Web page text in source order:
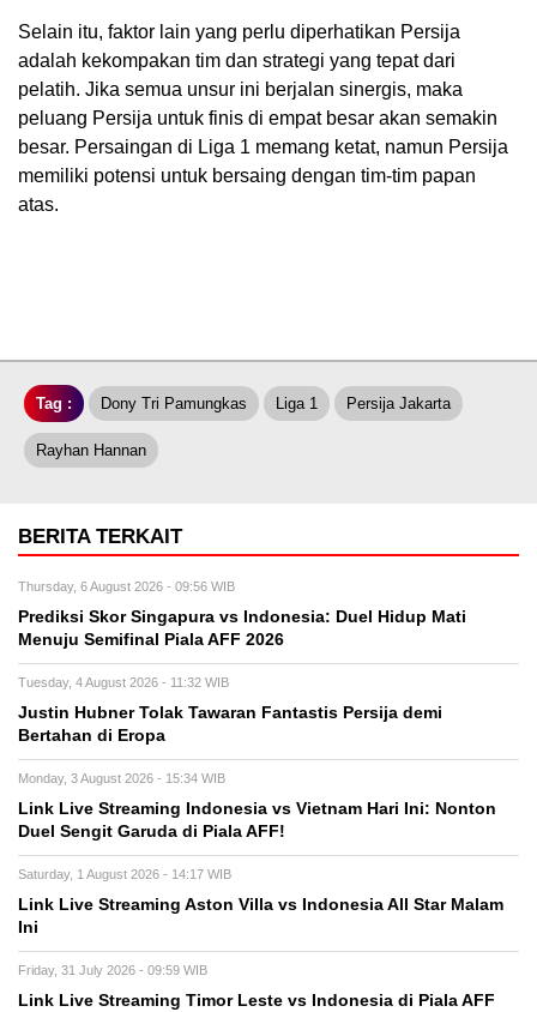
Selain itu, faktor lain yang perlu diperhatikan Persija
adalah kekompakan tim dan strategi yang tepat dari
pelatih. Jika semua unsur ini berjalan sinergis, maka
peluang Persija untuk finis di empat besar akan semakin
besar. Persaingan di Liga 1 memang ketat, namun Persija
memiliki potensi untuk bersaing dengan tim-tim papan
atas.
Tag : Dony Tri Pamungkas Liga 1 Persija Jakarta
Rayhan Hannan
BERITA TERKAIT
Thursday, 6 August 2026 - 09:56 WIB
Prediksi Skor Singapura vs Indonesia: Duel Hidup Mati
Menuju Semifinal Piala AFF 2026
Tuesday, 4 August 2026 - 11:32 WIB
Justin Hubner Tolak Tawaran Fantastis Persija demi
Bertahan di Eropa
Monday, 3 August 2026 - 15:34 WIB
Link Live Streaming Indonesia vs Vietnam Hari Ini: Nonton
Duel Sengit Garuda di Piala AFF!
Saturday, 1 August 2026 - 14:17 WIB
Link Live Streaming Aston Villa vs Indonesia All Star Malam
Ini
Friday, 31 July 2026 - 09:59 WIB
Link Live Streaming Timor Leste vs Indonesia di Piala AFF